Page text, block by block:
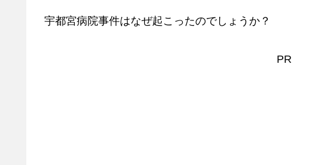
宇都宮病院事件はなぜ起こったのでしょうか？
PR